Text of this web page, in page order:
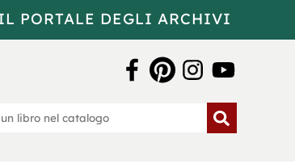
PORTALE DEGLI ARCHIVI
Cerca
un